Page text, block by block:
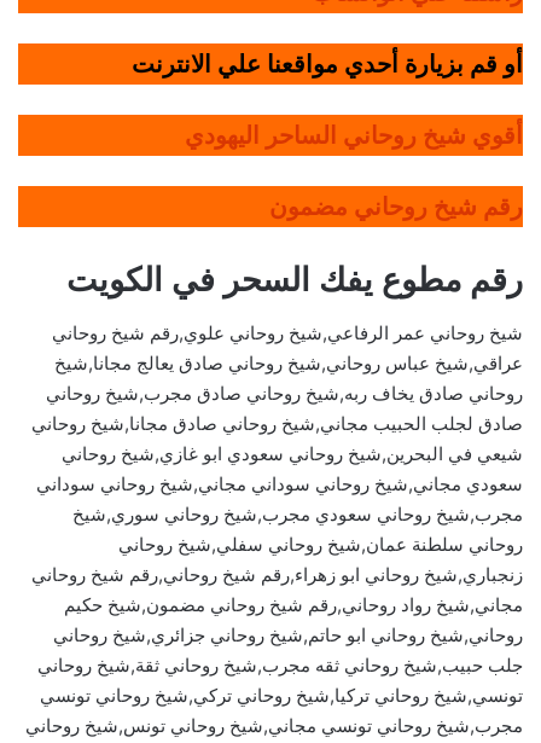
أو قم بزيارة أحدي مواقعنا علي الانترنت
أقوي شيخ روحاني الساحر اليهودي
رقم شيخ روحاني مضمون
رقم مطوع يفك السحر في الكويت
شيخ روحاني عمر الرفاعي,شيخ روحاني علوي,رقم شيخ روحاني
عراقي,شيخ عباس روحاني,شيخ روحاني صادق يعالج مجانا,شيخ
روحاني صادق يخاف ربه,شيخ روحاني صادق مجرب,شيخ روحاني
صادق لجلب الحبيب مجاني,شيخ روحاني صادق مجانا,شيخ روحاني
شيعي في البحرين,شيخ روحاني سعودي ابو غازي,شيخ روحاني
سعودي مجاني,شيخ روحاني سوداني مجاني,شيخ روحاني سوداني
مجرب,شيخ روحاني سعودي مجرب,شيخ روحاني سوري,شيخ
روحاني سلطنة عمان,شيخ روحاني سفلي,شيخ روحاني
زنجباري,شيخ روحاني ابو زهراء,رقم شيخ روحاني,رقم شيخ روحاني
مجاني,شيخ رواد روحاني,رقم شيخ روحاني مضمون,شيخ حكيم
روحاني,شيخ روحاني ابو حاتم,شيخ روحاني جزائري,شيخ روحاني
جلب حبيب,شيخ روحاني ثقه مجرب,شيخ روحاني ثقة,شيخ روحاني
تونسي,شيخ روحاني تركيا,شيخ روحاني تركي,شيخ روحاني تونسي
مجرب,شيخ روحاني تونسي مجاني,شيخ روحاني تونس,شيخ روحاني